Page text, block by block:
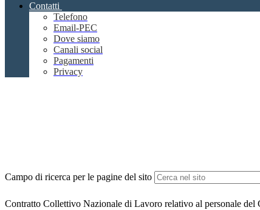
Contatti
Telefono
Email-PEC
Dove siamo
Canali social
Pagamenti
Privacy
Campo di ricerca per le pagine del sito
Contratto Collettivo Nazionale di Lavoro relativo al personale del